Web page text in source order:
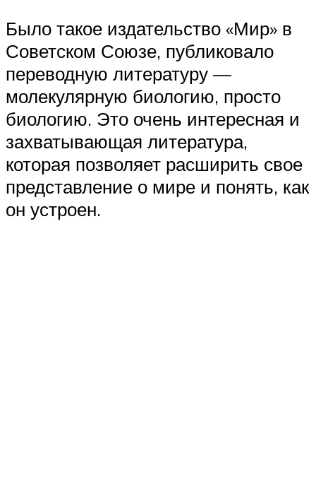
Было такое издательство «Мир» в
Советском Союзе, публиковало
переводную литературу —
молекулярную биологию, просто
биологию. Это очень интересная и
захватывающая литература,
которая позволяет расширить свое
представление о мире и понять, как
он устроен.